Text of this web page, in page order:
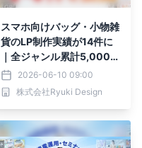
スマホ向けバッグ・小物雑
貨のLP制作実績が14件に
｜全ジャンル累計5,000
本以上の制作実績
2026-06-10 09:00
株式会社Ryuki Design